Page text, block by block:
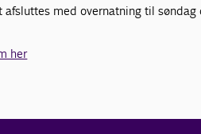
afsluttes med overnatning til
her